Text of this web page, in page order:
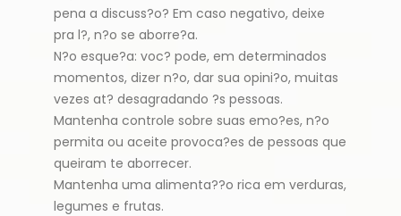
pena a discuss?o? Em caso negativo, deixe
pra l?, n?o se aborre?a.
N?o esque?a: voc? pode, em determinados
momentos, dizer n?o, dar sua opini?o, muitas
vezes at? desagradando ?s pessoas.
Mantenha controle sobre suas emo?es, n?o
permita ou aceite provoca?es de pessoas que
queiram te aborrecer.
Mantenha uma alimenta??o rica em verduras,
legumes e frutas.